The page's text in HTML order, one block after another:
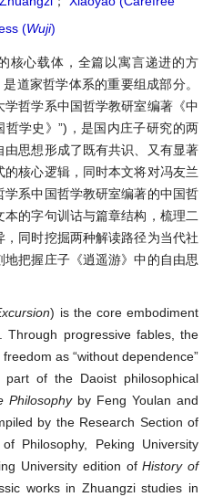
(Wuji)
核心载体，全篇以寓言递进的方
道家哲学体系的重要组成部分。
哲学系中国哲学教研室编著《中
学史》”)，是国内庄子研究的两
思想形成了既有共识、又有显著
核心逻辑，同时本文将对冯友兰
系中国哲学教研室编著的中国哲
的字句训诂与篇章结构，梳理二
同时挖掘两种解读路径为当代社
把握庄子《逍遥游》中的自由思
) is the core embodiment
Through progressive fables, the
as “without dependence”
of the Daoist philosophical
Philosophyby Feng Youlan and
by the Research Section of
Philosophy, Peking University
University edition ofHistory of
works in Zhuangzi studies in